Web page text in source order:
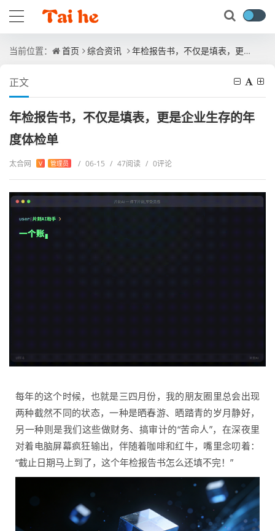
当前位置： 首页 综合资讯 年检报告书，不仅是填表，更是企业生存的年度体检单
正文
年检报告书，不仅是填表，更是企业生存的年
度体检单
太合网 V 管理员 / 06-15 / 47阅读 / 0评论
每年的这个时候，也就是三四月份，我的朋友圈里总会出现
两种截然不同的状态，一种是晒春游、晒踏青的岁月静好，
另一种则是我们这些做财务、搞审计的“苦命人”，在深夜里
对着电脑屏幕疯狂输出，伴随着咖啡和红牛，嘴里念叨着：
“截止日期马上到了，这个年检报告书怎么还填不完！”